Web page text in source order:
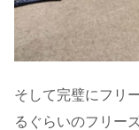
そして完璧にフリ
るぐらいのフリーズ